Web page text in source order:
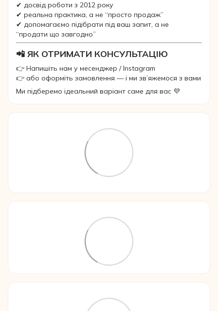
✔ досвід роботи з 2012 року
✔ реальна практика, а не “просто продаж”
✔ допомагаємо підібрати під ваш запит, а не
“продати що завгодно”
📲 ЯК ОТРИМАТИ КОНСУЛЬТАЦІЮ
👉 Напишіть нам у месенджер / Instagram
👉 або оформіть замовлення — і ми зв’яжемося з вами
Ми підберемо ідеальний варіант саме для вас 💜